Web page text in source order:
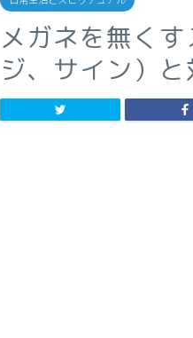
メガネを無く
ジ、サイン）と